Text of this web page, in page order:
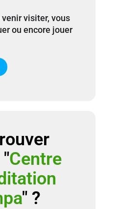
visiter, vous
ou encore jouer
Centre
" ?